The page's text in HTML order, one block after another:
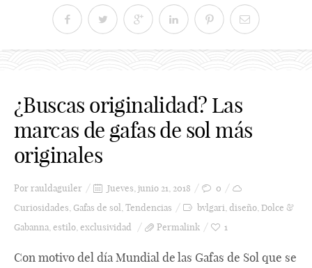
¿Buscas originalidad? Las
marcas de gafas de sol más
originales
Porrauldaguiler Jueves, junio 21, 2018
0
Curiosidades Gafas de sol Tendencias bvlgari diseño Dolce &
Gabanna estilo exclusividad Permalink 1
Con motivo del día Mundial de las Gafas de Sol que se